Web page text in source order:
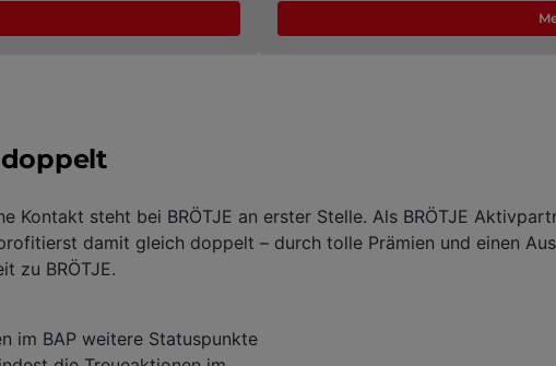
Kontakt steht bei BRÖTJE an erster Stelle. Als BRÖTJE
damit gleich doppelt – durch tolle Prämien und einen
zu BRÖTJE.
im BAP weitere Statuspunkte